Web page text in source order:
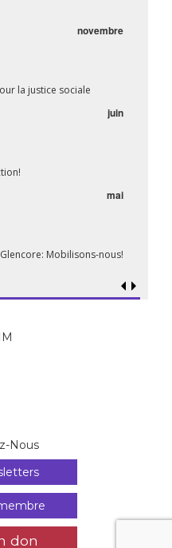
novembre
la justice sociale
juin
mai
Mobilisons-nous!
Nous
don